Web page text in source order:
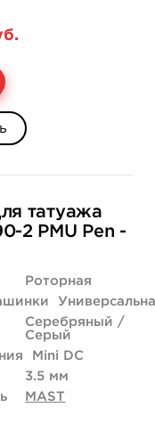
татуажа
2 PMU Pen -
Роторная
Серебряный /
Серый
Mini DC
3.5 мм
MAST